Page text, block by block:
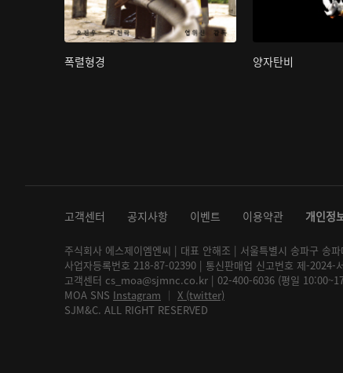
폭렬형경 양자탄비
고객센터 공지사항 이벤트 이용약관 개인정
주식회사 에스제이엠엔씨 | 대표 안해조 | 서울특별시 송파구 송
사업자등록번호 218-87-02390 | 통신판매업 신고번호 제-2024-
고객센터 cs_moa@sjmnc.co.kr | 02-400-6036 (평일
MOA SNS Instagram │ X (twitter)
SJM&C. ALL RIGHT RESERVED